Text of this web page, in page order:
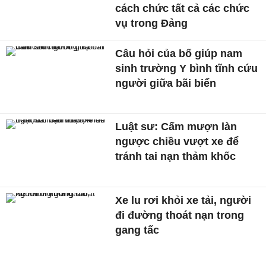
cách chức tất cả các chức
vụ trong Đảng
Câu hỏi của bố giúp nam
sinh trường Y bình tĩnh cứu
người giữa bãi biển
Luật sư: Cấm mượn làn
ngược chiều vượt xe để
tránh tai nạn thảm khốc
Xe lu rơi khỏi xe tải, người
đi đường thoát nạn trong
gang tấc